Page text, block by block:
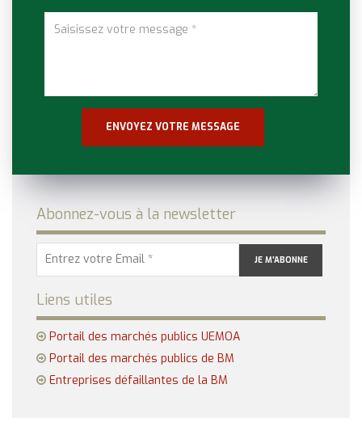
Abonnez-vous à la newsletter
Liens utiles
Portail des marchés publics UEMOA
Portail des marchés publics de BM
Entreprises défaillantes de la BM